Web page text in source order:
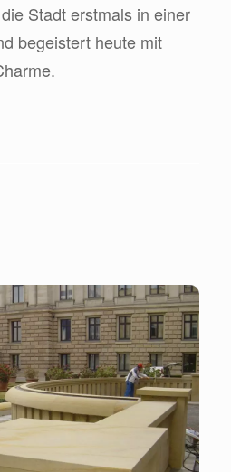
Stadt erstmals in einer
begeistert heute mit